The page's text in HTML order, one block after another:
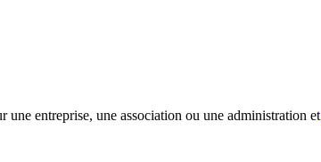
une entreprise, une association ou une administration et